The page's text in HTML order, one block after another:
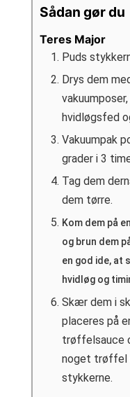
Sådan gør du
Teres Major
Puds
Drys dem
hvidløgsfed
Vakuumpak
grader i 3
Tag dem
dem tørre.
Kom dem på
og brun dem
en god ide, at
hvidløg og
Skær dem i
placeres på
trøffelsauce
noget trøffel
stykkerne.